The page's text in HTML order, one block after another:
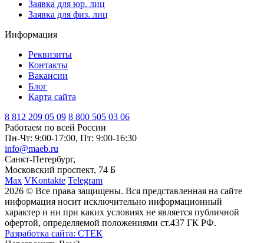
Заявка для юр. лиц
Заявка для физ. лиц
Информация
Реквизиты
Контакты
Вакансии
Блог
Карта сайта
8 812 209 05 09 8 800 505 03 06
Работаем по всей России
Пн-Чт: 9:00-17:00, Пт: 9:00-16:30
info@maeb.ru
Санкт-Петербург,
Московский проспект, 74 Б
Max VKontakte Telegram
2026 © Все права защищены. Вся представленная на сайте
информация носит исключительно информационный
характер и ни при каких условиях не является публичной
офертой, определяемой положениями ст.437 ГК РФ.
Разработка сайта: СТЕК